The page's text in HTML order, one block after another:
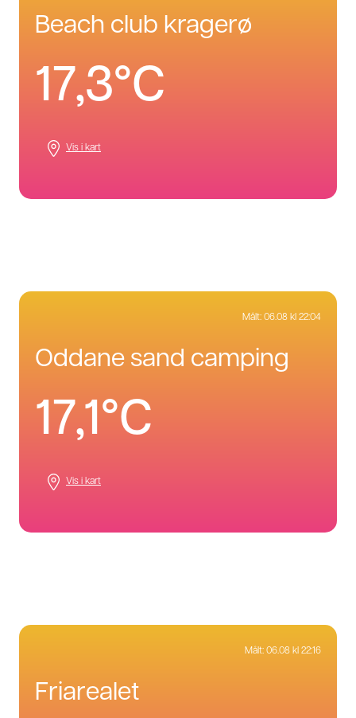
beach club kragerø
17,3°C
Vis i kart
Målt: 06.08 kl 22:04
oddane sand camping
17,1°C
Vis i kart
Målt: 06.08 kl 22:16
friarealet